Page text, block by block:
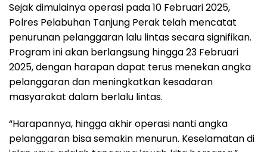
Sejak dimulainya operasi pada 10 Februari 2025,
Polres Pelabuhan Tanjung Perak telah mencatat
penurunan pelanggaran lalu lintas secara signifikan.
Program ini akan berlangsung hingga 23 Februari
2025, dengan harapan dapat terus menekan angka
pelanggaran dan meningkatkan kesadaran
masyarakat dalam berlalu lintas.
“Harapannya, hingga akhir operasi nanti angka
pelanggaran bisa semakin menurun. Keselamatan di